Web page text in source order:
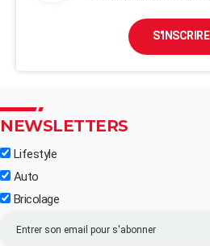
S'INSCRIRE
NEWSLETTERS
Lifestyle
Auto
Bricolage